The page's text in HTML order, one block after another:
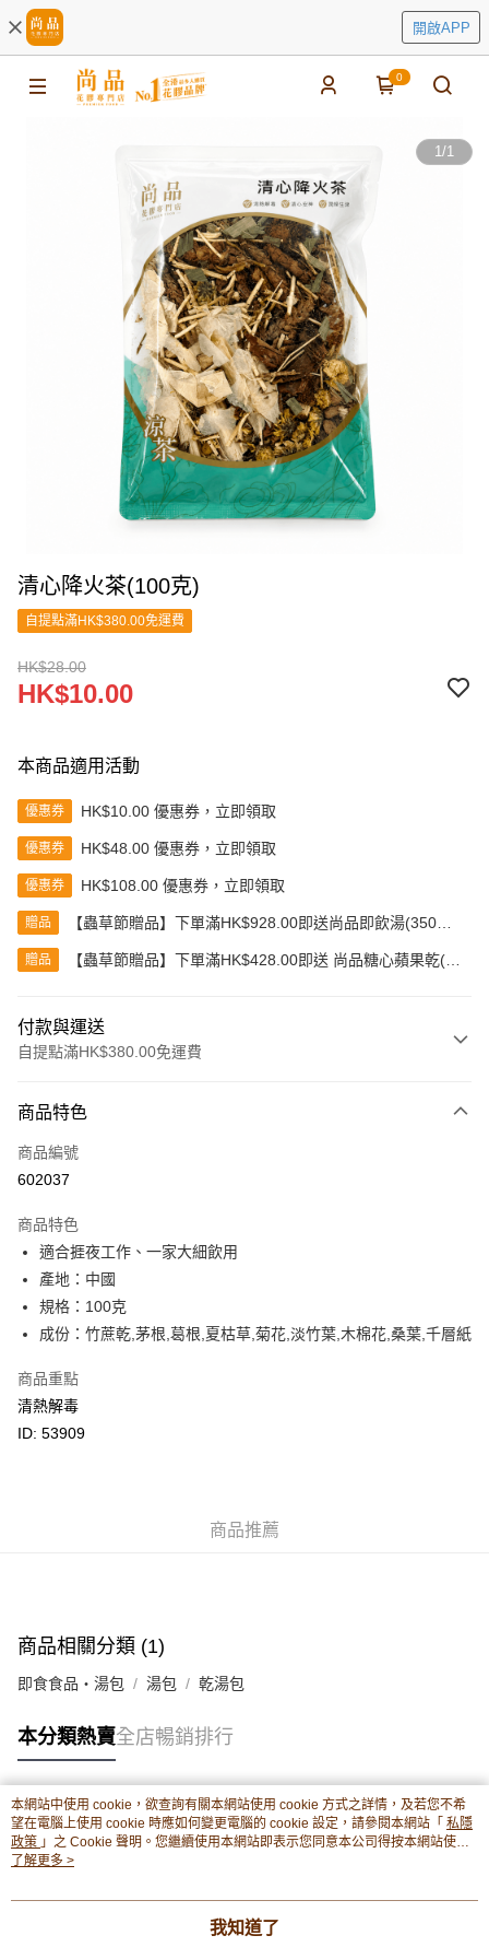
開啟APP
0
1/1
清心降火茶(100克)
自提點滿HK$380.00免運費
HK$28.00
HK$10.00
本商品適用活動
優惠券 HK$10.00 優惠券，立即領取
優惠券 HK$48.00 優惠券，立即領取
優惠券 HK$108.00 優惠券，立即領取
贈品
【蟲草節贈品】下單滿HK$928.00即送尚品即飲湯(350克)
贈品
【蟲草節贈品】下單滿HK$428.00即送 尚品糖心蘋果乾(80
付款與運送
自提點滿HK$380.00免運費
信用卡
Apple Pay
AlipayHK
PayMe
WeChat Pay
BoC Pay
其他轉帳方式
相關說明
並WhatsApp 90719878 或電郵eshop@premierfood.com.hk，我們在收到
順豐智能櫃(智能櫃取件要視乎包裹尺寸限制，如包裹過大，
每筆HK$80.00，滿HK$380.00或以上免運費
滿$380免運費 - 送貨到家(3-5個工作天內送達)
每筆HK$80.00，滿HK$380.00或以上免運費
付款後門市自取 (3-6天可到店取) (取貨請自備購物袋)
商品特色
商品編號
602037
商品特色
適合捱夜工作、一家大細飲用
產地：中國
規格：100克
成份：竹蔗乾,茅根,葛根,夏枯草,菊花,淡竹葉,木棉花,桑葉,千層紙
商品重點
清熱解毒
ID: 53909
商品推薦
商品相關分類 (1)
即食食品・湯包 湯包 乾湯包
本分類熱賣全店暢銷排行
熱門標籤
熱銷排行
本網站中使用 cookie，欲查詢有關本網站使用 cookie 方式之詳情，及若您不希
望在電腦上使用 cookie 時應如何變更電腦的 cookie 設定，請參閱本網站「 私隱
政策 」之 Cookie 聲明。您繼續使用本網站即表示您同意本公司得按本網站使用
條款之 Cookie 聲明使用 cookie。
了解更多 >
我知道了